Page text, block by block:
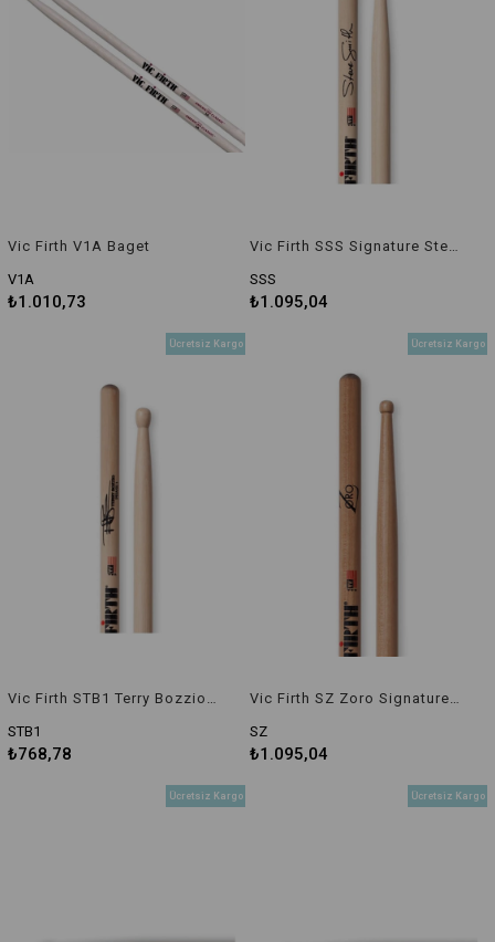
Vic Firth V1A Baget
V1A
₺1.010,73
Vic Firth SSS Signature Steve Smith Baget
SSS
₺1.095,04
STB1
₺768,78
Ücretsiz Kargo
SZ
₺1.095,04
Ücretsiz Kargo
Ücretsiz Kargo Ücretsiz Kargo